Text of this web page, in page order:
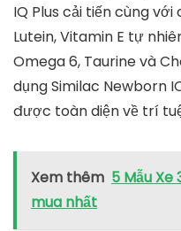
IQ Plus cải tiến cùng
Lutein, Vitamin E tự
Omega 6, Taurine và
dụng Similac Newborn
được toàn diện về trí
Xem thêm 5 Mẫu Xe
mua nhất